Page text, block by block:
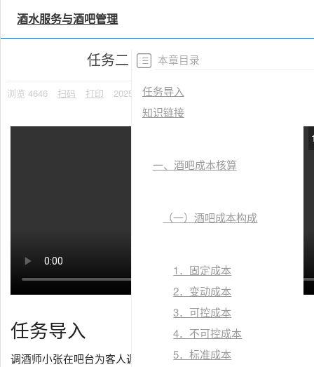
酒水服务与酒吧管理
任务二 酒吧成本控制
浏览 4646 扫码 打印 2025-02-27 17:04:54
任务导入
知识链接
一、酒吧成本核算
（一）酒吧成本构成
1．固定成本
2．变动成本
3．可控成本
4．不可控成本
5．标准成本
任务导入
调酒师小张在吧台为客人调制了一杯经典鸡尾酒龙舌兰日
思维导图备注
文章二维码